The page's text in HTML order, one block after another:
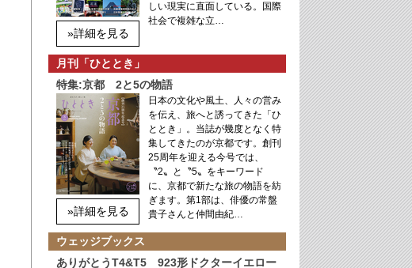
»詳細を見る
しい現実に直面している。国際
社会で複雑な立…
月刊「ひととき」
特集:京都 2と5の物語
»詳細を見る
日本の文化や風土、人々の営み
を伝え、旅へと誘ってきた「ひ
ととき」。当誌が幾度となく特
集してきたのが京都です。創刊
25周年を迎える今号では、
〝2〟と〝5〟をキーワード
に、京都で新たな旅の物語を紡
ぎます。第1部は、俳優の常盤
貴子さんと仲間由紀…
ウェッジブックス
ありがとうT4&T5 923形ドクターイエロー